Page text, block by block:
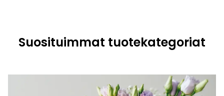
Suosituimmat tuotekategoriat